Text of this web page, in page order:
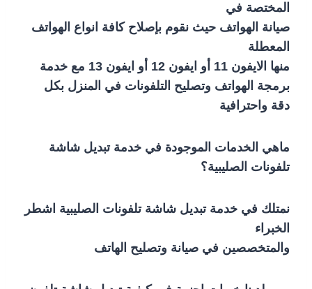
المختصة في
صيانة الهواتف حيث نقوم بإصلاح كافة انواع الهواتف
المعطلة
منها الايفون 11 أو ايفون 12 أو ايفون 13 مع خدمة
برمجة الهواتف وتصليح التلفونات في المنزل بكل
دقة واحترافية
ماهي الخدمات الموجودة في خدمة تبديل شاشة
تلفونات الصليبية؟
نمتلك في خدمة تبديل شاشة تلفونات الصليبية اشطر
الخبراء
والمتخصصين في صيانة وتصليح الهاتف